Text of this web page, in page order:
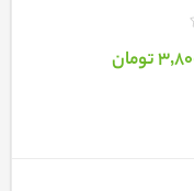
تومان